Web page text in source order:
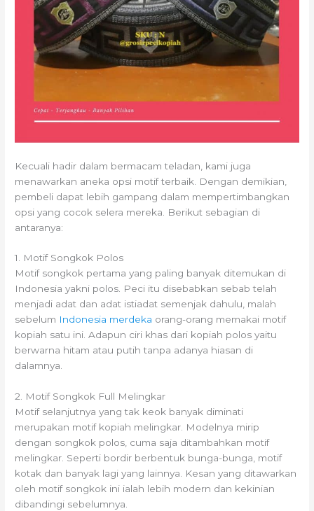
Kecuali hadir dalam bermacam teladan, kami juga
menawarkan aneka opsi motif terbaik. Dengan demikian,
pembeli dapat lebih gampang dalam mempertimbangkan
opsi yang cocok selera mereka. Berikut sebagian di
antaranya:
1. Motif Songkok Polos
Motif songkok pertama yang paling banyak ditemukan di
Indonesia yakni polos. Peci itu disebabkan sebab telah
menjadi adat dan adat istiadat semenjak dahulu, malah
sebelum Indonesia merdeka orang-orang memakai motif
kopiah satu ini. Adapun ciri khas dari kopiah polos yaitu
berwarna hitam atau putih tanpa adanya hiasan di
dalamnya.
2. Motif Songkok Full Melingkar
Motif selanjutnya yang tak keok banyak diminati
merupakan motif kopiah melingkar. Modelnya mirip
dengan songkok polos, cuma saja ditambahkan motif
melingkar. Seperti bordir berbentuk bunga-bunga, motif
kotak dan banyak lagi yang lainnya. Kesan yang ditawarkan
oleh motif songkok ini ialah lebih modern dan kekinian
dibandingi sebelumnya.